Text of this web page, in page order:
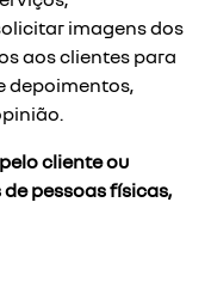
imagens dos
aos clientes para
depoimentos,
cliente ou
pessoas físicas,